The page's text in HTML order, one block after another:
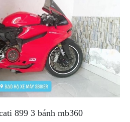
8993 bánh mb360